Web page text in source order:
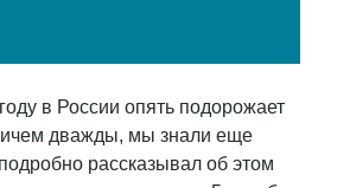
в России опять подорожает
дважды, мы знали еще
рассказывал об этом